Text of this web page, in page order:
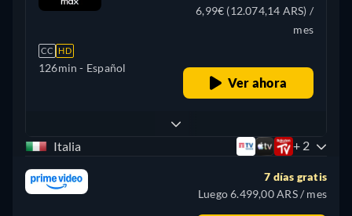
CC HD
126min - Español
6,99€ (12.074,14 ARS) /
mes
Ver ahora
Italia + 2
7 días gratis
Luego 6.499,00 ARS / mes